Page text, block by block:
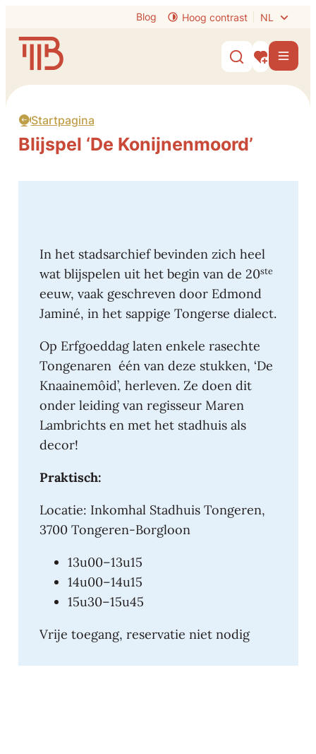
Blog Hoog contrast NL
Visit Tongeren-Borgloon
Zoek tonen
Mijn Menu
Startpagina
Blijspel ‘De Konijnenmoord’
In het stadsarchief bevinden zich heel
wat blijspelen uit het begin van de 20ste
eeuw, vaak geschreven door Edmond
Jaminé, in het sappige Tongerse dialect.
Op Erfgoeddag laten enkele rasechte
Tongenaren één van deze stukken, ‘De
Knaainemôid’, herleven. Ze doen dit
onder leiding van regisseur Maren
Lambrichts en met het stadhuis als
decor!
Praktisch:
Locatie: Inkomhal Stadhuis Tongeren,
3700 Tongeren-Borgloon
13u00–13u15
14u00–14u15
15u30–15u45
Vrije toegang, reservatie niet nodig